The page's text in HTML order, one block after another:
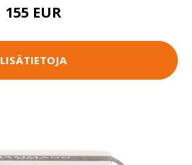
155 EUR
LISÄTIETOJA